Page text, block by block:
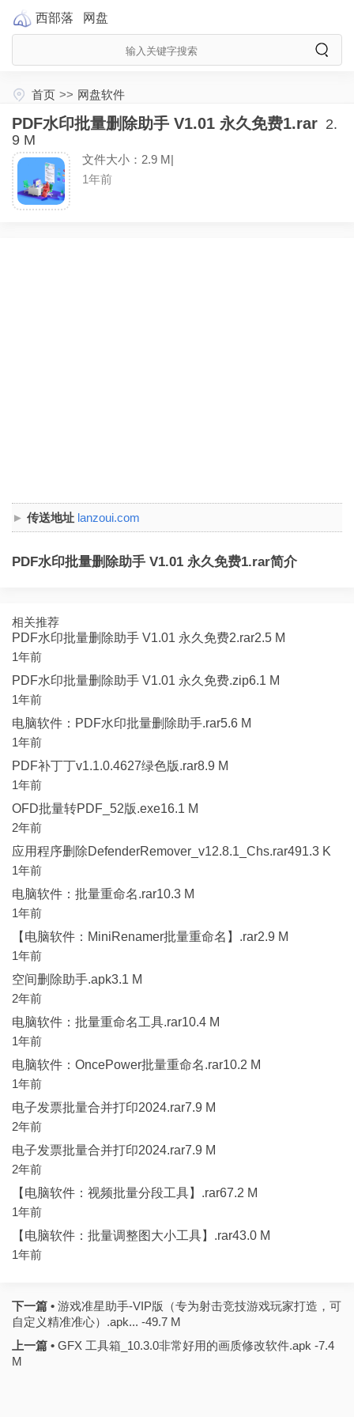
西部落 网盘
首页 >> 网盘软件
PDF水印批量删除助手 V1.01 永久免费1.rar 2.
9 M
文件大小：2.9 M|
1年前
传送地址 lanzoui.com
PDF水印批量删除助手 V1.01 永久免费1.rar简介
相关推荐
PDF水印批量删除助手 V1.01 永久免费2.rar2.5 M
1年前
PDF水印批量删除助手 V1.01 永久免费.zip6.1 M
1年前
电脑软件：PDF水印批量删除助手.rar5.6 M
1年前
PDF补丁丁v1.1.0.4627绿色版.rar8.9 M
1年前
OFD批量转PDF_52版.exe16.1 M
2年前
应用程序删除DefenderRemover_v12.8.1_Chs.rar491.3 K
1年前
电脑软件：批量重命名.rar10.3 M
1年前
【电脑软件：MiniRenamer批量重命名】.rar2.9 M
1年前
空间删除助手.apk3.1 M
2年前
电脑软件：批量重命名工具.rar10.4 M
1年前
电脑软件：OncePower批量重命名.rar10.2 M
1年前
电子发票批量合并打印2024.rar7.9 M
2年前
电子发票批量合并打印2024.rar7.9 M
2年前
【电脑软件：视频批量分段工具】.rar67.2 M
1年前
【电脑软件：批量调整图大小工具】.rar43.0 M
1年前
下一篇 • 游戏准星助手-VIP版（专为射击竞技游戏玩家打造，可
自定义精准准心）.apk... -49.7 M
上一篇 • GFX 工具箱_10.3.0非常好用的画质修改软件.apk -7.4
M